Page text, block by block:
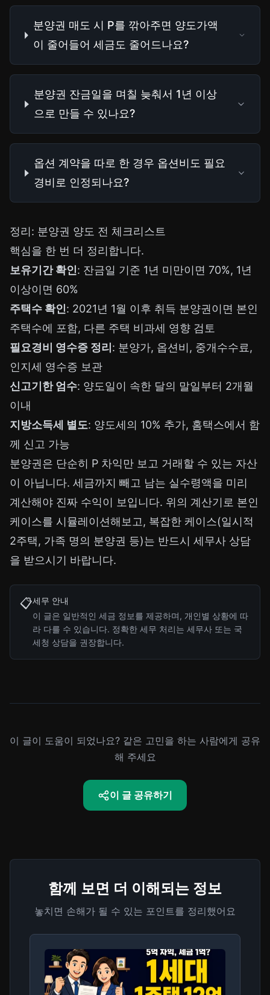
분양권 매도 시 P를 깎아주면 양도가액
이 줄어들어 세금도 줄어드나요?
분양권 잔금일을 며칠 늦춰서 1년 이상
으로 만들 수 있나요?
옵션 계약을 따로 한 경우 옵션비도 필요
경비로 인정되나요?
정리: 분양권 양도 전 체크리스트
핵심을 한 번 더 정리합니다.
보유기간 확인: 잔금일 기준 1년 미만이면 70%, 1년
이상이면 60%
주택수 확인: 2021년 1월 이후 취득 분양권이면 본인
주택수에 포함, 다른 주택 비과세 영향 검토
필요경비 영수증 정리 : 분양가, 옵션비, 중개수수료,
인지세 영수증 보관
신고기한 엄수: 양도일이 속한 달의 말일부터 2개월
이내
지방소득세 별도: 양도세의 10% 추가, 홈택스에서 함
께 신고 가능
분양권은 단순히 P 차익만 보고 거래할 수 있는 자산
이 아닙니다. 세금까지 빼고 남는 실수령액을 미리
계산해야 진짜 수익이 보입니다. 위의 계산기로 본인
케이스를 시뮬레이션해보고, 복잡한 케이스(일시적
2주택, 가족 명의 분양권 등)는 반드시 세무사 상담
을 받으시기 바랍니다.
📋세무 안내
이 글은 일반적인 세금 정보를 제공하며, 개인별 상황에 따
라 다를 수 있습니다. 정확한 세무 처리는 세무사 또는 국
세청 상담을 권장합니다.
이 글이 도움이 되었나요? 같은 고민을 하는 사람에게 공유
해 주세요
이 글 공유하기
함께 보면 더 이해되는 정보
놓치면 손해가 될 수 있는 포인트를 정리했어요